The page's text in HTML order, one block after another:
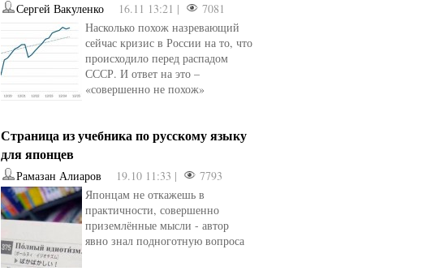
Сергей Вакуленко 16.11 13:21 |
7081
Насколько похож назревающий
сейчас кризис в России на то, что
происходило перед распадом
СССР. И ответ на это –
«совершенно не похож»
Страница из учебника по русскому языку
для японцев
Рамазан Алиаров 19.10 11:33 |
7793
Японцам не откажешь в
практичности, совершенно
приземлённые мысли - автор
явно знал подноготную вопроса